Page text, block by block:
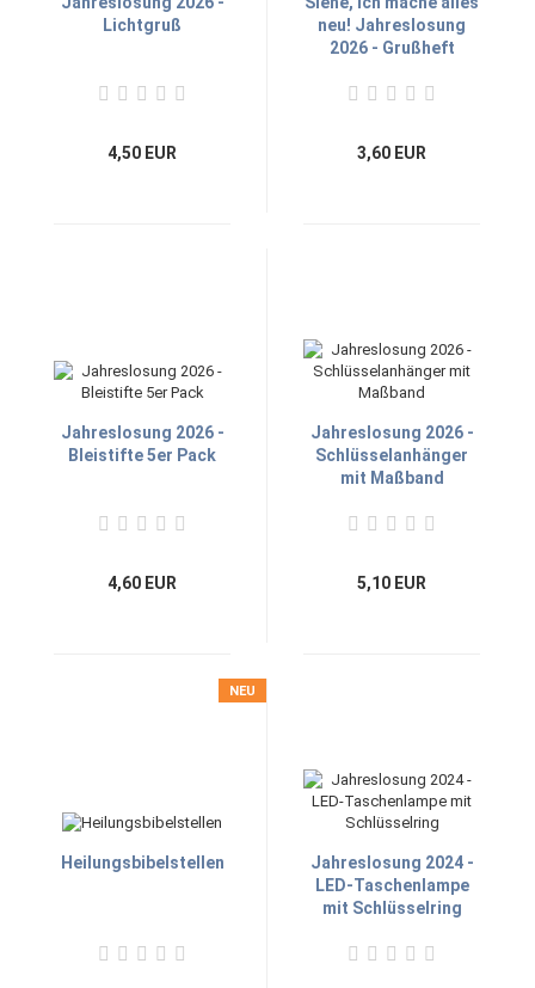
Lichtgruß
4,50 EUR
neu! Jahreslosung
2026 - Grußheft
3,60 EUR
Jahreslosung 2026 -
Bleistifte 5er Pack
4,60 EUR
Jahreslosung 2026 -
Schlüsselanhänger
mit Maßband
5,10 EUR
NEU
Heilungsbibelstellen
Jahreslosung 2024 -
LED-Taschenlampe
mit Schlüsselring